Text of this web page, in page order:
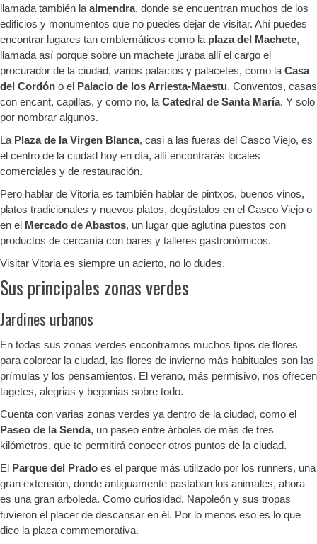
llamada también la almendra, donde se encuentran muchos de los
edificios y monumentos que no puedes dejar de visitar. Ahí puedes
encontrar lugares tan emblemáticos como la plaza del Machete,
llamada así porque sobre un machete juraba allí el cargo el
procurador de la ciudad, varios palacios y palacetes, como la Casa
del Cordón o el Palacio de los Arriesta-Maestu. Conventos, casas
con encant, capillas, y como no, la Catedral de Santa María. Y solo
por nombrar algunos.
La Plaza de la Virgen Blanca, casi a las fueras del Casco Viejo, es
el centro de la ciudad hoy en día, allí encontrarás locales
comerciales y de restauración.
Pero hablar de Vitoria es también hablar de pintxos, buenos vinos,
platos tradicionales y nuevos platos, degústalos en el Casco Viejo o
en el Mercado de Abastos, un lugar que aglutina puestos con
productos de cercanía con bares y talleres gastronómicos.
Visitar Vitoria es siempre un acierto, no lo dudes.
Sus principales zonas verdes
Jardines urbanos
En todas sus zonas verdes encontramos muchos tipos de flores
para colorear la ciudad, las flores de invierno más habituales son las
prímulas y los pensamientos. El verano, más permisivo, nos ofrecen
tagetes, alegrias y begonias sobre todo.
Cuenta con varias zonas verdes ya dentro de la ciudad, como el
Paseo de la Senda, un paseo entre árboles de más de tres
kilómetros, que te permitirá conocer otros puntos de la ciudad.
El Parque del Prado es el parque más utilizado por los runners, una
gran extensión, donde antiguamente pastaban los animales, ahora
es una gran arboleda. Como curiosidad, Napoleón y sus tropas
tuvieron el placer de descansar en él. Por lo menos eso es lo que
dice la placa commemorativa.